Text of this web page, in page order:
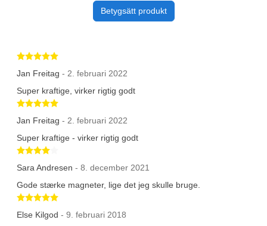
Betygsätt produkt
Betygsatt 5 av 5 stjärnor
Jan Freitag - 2. februari 2022
Super kraftige, virker rigtig godt
Betygsatt 5 av 5 stjärnor
Jan Freitag - 2. februari 2022
Super kraftige - virker rigtig godt
Sara Andresen - 8. december 2021
Gode stærke magneter, lige det jeg skulle bruge.
Betygsatt 5 av 5 stjärnor
Else Kilgod - 9. februari 2018